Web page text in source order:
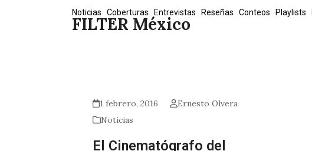
FILTER México
Noticias Coberturas Entrevistas Reseñas Conteos Playlists
1 febrero, 2016
Ernesto Olvera
Noticias
El Cinematógrafo del